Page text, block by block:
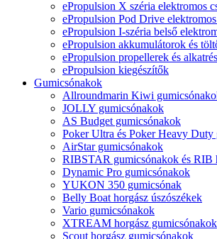
ePropulsion X széria elektromos
ePropulsion Pod Drive
ePropulsion I-széria belső
ePropulsion akkumulátorok és
ePropulsion propellerek és
ePropulsion kiegészítők
Gumicsónakok
Allroundmarin Kiwi
JOLLY gumicsónakok
AS Budget gumicsónakok
Poker Ultra és Poker Heavy Duty
AirStar gumicsónakok
RIBSTAR gumicsónakok és RIB
Dynamic Pro gumicsónakok
YUKON 350 gumicsónak
Belly Boat horgász úszószékek
Vario gumicsónakok
XTREAM horgász gumicsónakok
Scout horgász gumicsónakok